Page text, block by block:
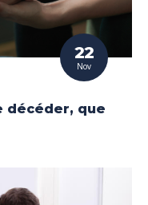
22
Nov
décéder, que